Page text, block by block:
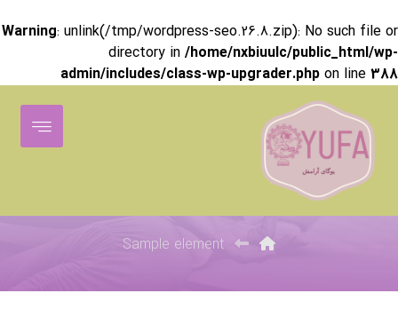
Warning: unlink(/tmp/wordpress-seo.26.8.zip): No such file or
directory in /home/nxbiuulc/public_html/wp-
admin/includes/class-wp-upgrader.php on line 388
Sample element